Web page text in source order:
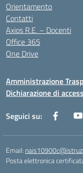
Orientamento
Contatti
Axios R.E. – Docenti
Office 365
One Drive
Amministrazione
Dichiarazione di
Seguici su:
Email:
Posta elettronica